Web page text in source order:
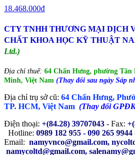
18.468.000đ
CTY TNHH THƯƠNG MẠI DỊCH
CHẤT KHOA HỌC KỸ THUẬT
Ltd.)
Địa chỉ thuế: 64 Chấn Hưng, phường
Minh, Việt Nam (Thay đổi sau ngày Sáp
Địa chỉ trụ sở cũ: 64 Chấn Hưng,
TP. HCM, Việt Nam (Thay đổi
Điện thoại: +(84.28) 39707043 - Fax:
Hotline: 0989 182 955 - 090 265 9944
Email: namyvnco@gmail.com,
namycoltd@gmail.com,